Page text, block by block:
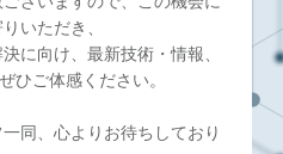
いただき、
に向け、最新技術・情報、
ひご体感ください。
同、心よりお待ちしており